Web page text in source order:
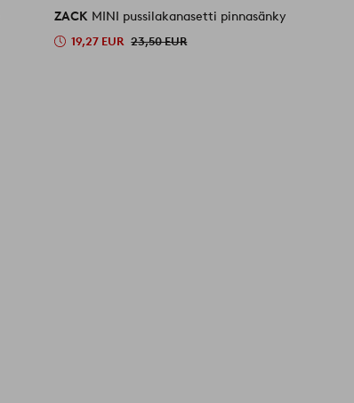
ZACK MINI pussilakanasetti pinnasänky
19,27 EUR 23,50 EUR